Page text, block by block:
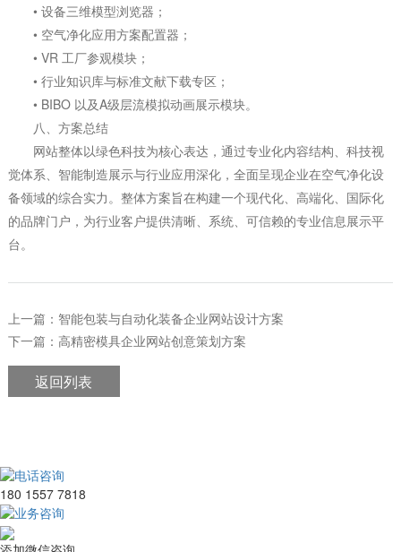
• 设备三维模型浏览器；
• 空气净化应用方案配置器；
• VR 工厂参观模块；
• 行业知识库与标准文献下载专区；
• BIBO 以及A级层流模拟动画展示模块。
八、方案总结
网站整体以绿色科技为核心表达，通过专业化内容结构、科技视
觉体系、智能制造展示与行业应用深化，全面呈现企业在空气净化设
备领域的综合实力。整体方案旨在构建一个现代化、高端化、国际化
的品牌门户，为行业客户提供清晰、系统、可信赖的专业信息展示平
台。
上一篇：智能包装与自动化装备企业网站设计方案
下一篇：高精密模具企业网站创意策划方案
返回列表
电话咨询
180 1557 7818
业务咨询